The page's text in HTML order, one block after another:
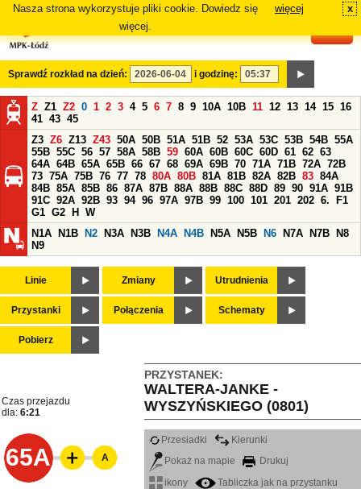
Nasza strona wykorzystuje pliki cookie. Dowiedz się
więcej.
więcej x
Sprawdź rozkład na dzień: i godzinę:
Z Z1 Z2 0 1 2 3 4 5 6 7 8 9 10A 10B 11 12 13 14 15 16
41 43 45
Z3 Z6 Z13 Z43 50A 50B 51A 51B 52 53A 53C 53B 54B 55A
55B 55C 56 57 58A 58B 59 60A 60B 60C 60D 61 62 63
64A 64B 65A 65B 66 67 68 69A 69B 70 71A 71B 72A 72B
73 75A 75B 76 77 78 80A 80B 81A 81B 82A 82B 83 84A
84B 85A 85B 86 87A 87B 88A 88B 88C 88D 89 90 91A 91B
91C 92A 92B 93 94 96 97A 97B 99 100 101 201 202 6.
F1
G1 G2 H
W
N1A
N1B N2 N3A N3B N4A N4B N5A N5B N6 N7A N7B
N8
N9
Linie Zmiany Utrudnienia
Przystanki Połączenia Schematy
Pobierz
PRZYSTANEK:
WALTERA-JANKE -
WYSZYŃSKIEGO (0801)
Czas przejazdu
dla: 6:21
65A
Przesiadki
Kierunki
Pokaż na mapie
Drukuj
ikony
Tabliczka jak na przystanku
A